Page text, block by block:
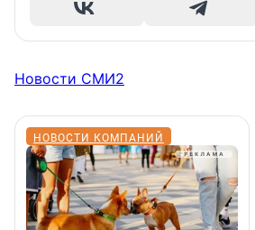
Новости СМИ2
НОВОСТИ КОМПАНИЙ